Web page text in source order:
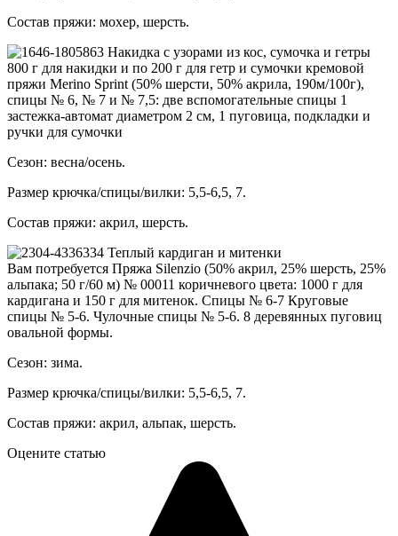
Состав пряжи: мохер, шерсть.
Накидка с узорами из кос, сумочка и гетры
800 г для накидки и по 200 г для гетр и сумочки кремовой
пряжи Merino Sprint (50% шерсти, 50% акрила, 190м/100г),
спицы № 6, № 7 и № 7,5: две вспомогательные спицы 1
застежка-автомат диаметром 2 см, 1 пуговица, подкладки и
ручки для сумочки
Сезон: весна/осень.
Размер крючка/спицы/вилки: 5,5-6,5, 7.
Состав пряжи: акрил, шерсть.
Теплый кардиган и митенки
Вам потребуется Пряжа Silenzio (50% акрил, 25% шерсть, 25%
альпака; 50 г/60 м) № 00011 коричневого цвета: 1000 г для
кардигана и 150 г для митенок. Спицы № 6-7 Круговые
спицы № 5-6. Чулочные спицы № 5-6. 8 деревянных пуговиц
овальной формы.
Сезон: зима.
Размер крючка/спицы/вилки: 5,5-6,5, 7.
Состав пряжи: акрил, альпак, шерсть.
Оцените статью